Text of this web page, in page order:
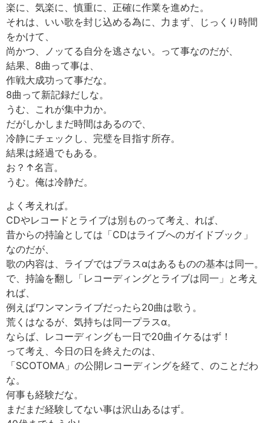
楽に、気楽に、慎重に、正確に作業を進めた。
それは、いい歌を封じ込める為に、力まず、じっくり時間
をかけて、
尚かつ、ノッてる自分を逃さない。って事なのだが、
結果、8曲って事は、
作戦大成功って事だな。
8曲って新記録だしな。
うむ、これが集中力か。
だがしかしまだ時間はあるので、
冷静にチェックし、完璧を目指す所存。
結果は経過でもある。
お？↑名言。
うむ。俺は冷静だ。
よく考えれば。
CDやレコードとライブは別ものって考え、れば、
昔からの持論としては「CDはライブへのガイドブック」
なのだが、
歌の内容は、ライブではプラスαはあるものの基本は同一。
で、持論を翻し「レコーディングとライブは同一」と考え
れば、
例えばワンマンライブだったら20曲は歌う。
荒くはなるが、気持ちは同一プラスα。
ならば、レコーディングも一日で20曲イケるはず！
って考え、今日の日を終えたのは、
「SCOTOMA」の公開レコーディングを経て、のことだわ
な。
何事も経験だな。
まだまだ経験してない事は沢山あるはず。